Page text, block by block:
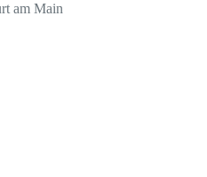
am Main